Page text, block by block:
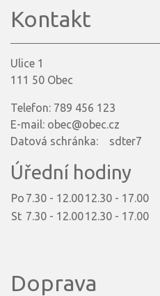
Kontakt
Ulice 1
111 50 Obec
Telefon: 789 456 123
E-mail: obec@obec.cz
Datová schránka: sdter7
Úřední hodiny
Po 7.30 - 12.0012.30 - 17.00
St 7.30 - 12.0012.30 - 17.00
Doprava